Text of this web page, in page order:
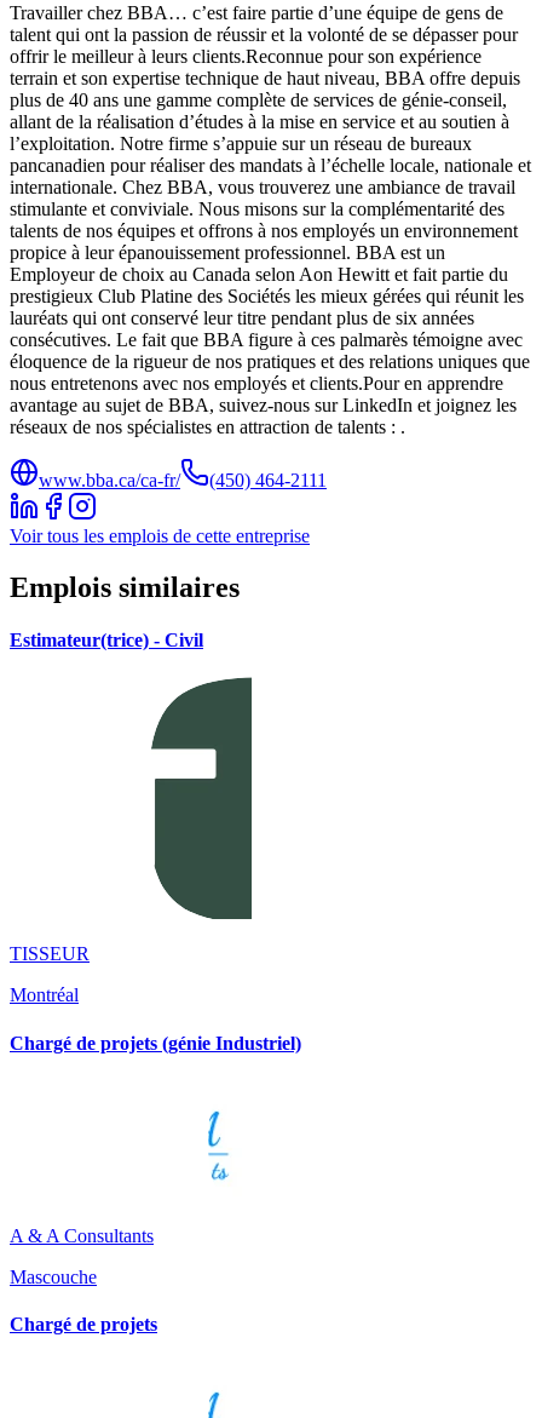
Travailler chez BBA… c’est faire partie d’une équipe de gens de
talent qui ont la passion de réussir et la volonté de se dépasser pour
offrir le meilleur à leurs clients.Reconnue pour son expérience
terrain et son expertise technique de haut niveau, BBA offre depuis
plus de 40 ans une gamme complète de services de génie-conseil,
allant de la réalisation d’études à la mise en service et au soutien à
l’exploitation. Notre firme s’appuie sur un réseau de bureaux
pancanadien pour réaliser des mandats à l’échelle locale, nationale et
internationale. Chez BBA, vous trouverez une ambiance de travail
stimulante et conviviale. Nous misons sur la complémentarité des
talents de nos équipes et offrons à nos employés un environnement
propice à leur épanouissement professionnel. BBA est un
Employeur de choix au Canada selon Aon Hewitt et fait partie du
prestigieux Club Platine des Sociétés les mieux gérées qui réunit les
lauréats qui ont conservé leur titre pendant plus de six années
consécutives. Le fait que BBA figure à ces palmarès témoigne avec
éloquence de la rigueur de nos pratiques et des relations uniques que
nous entretenons avec nos employés et clients.Pour en apprendre
avantage au sujet de BBA, suivez-nous sur LinkedIn et joignez les
réseaux de nos spécialistes en attraction de talents : .
www.bba.ca/ca-fr/ (450) 464-2111
Voir tous les emplois de cette entreprise
Emplois similaires
Estimateur(trice) - Civil
TISSEUR
Montréal
Chargé de projets (génie Industriel)
A & A Consultants
Mascouche
Chargé de projets